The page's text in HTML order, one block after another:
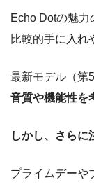
Echo Dotの魅力
比較的手に入れ
最新モデル（第
音質や機能性を
しかし、さら
プライムデーや